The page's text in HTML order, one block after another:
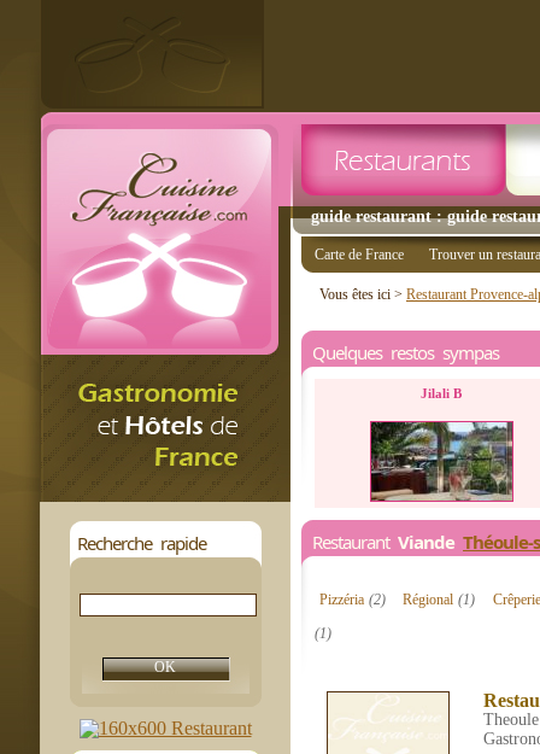
guide restaurant : guide
Recherche rapide
Carte de France Trouver un
Vous êtes ici > Restaurant Provence-
Quelques restos sympas
Jilali B
Restaurant Viande Théoule-
Pizzéria (2) Régional(1)
(1)